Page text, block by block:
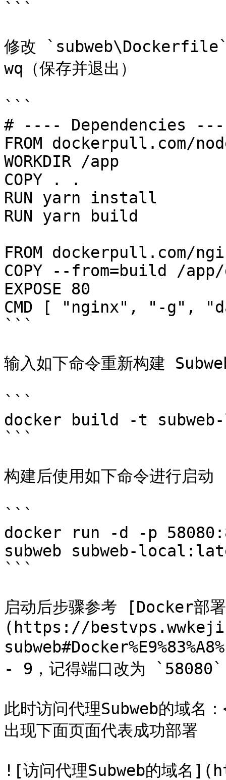
```
修改 `subweb\Dockerfile`
wq（保存并退出）
```
# ---- Dependencies
FROM dockerpull.com/
WORKDIR /app
COPY . .
RUN yarn install
RUN yarn build
FROM dockerpull.com/
COPY --from=build /
EXPOSE 80
CMD [ "nginx", "-g",
```
输入如下命令重新构建
```
docker build -t
```
构建后使用如下命令进行启动
```
docker run -d -p
subweb subweb-
```
启动后步骤参考 [Docker部
(https://
- 9，记得端口改为 `58080`
此时访问代理Subweb的
出现下面页面代表成功部署
![访问代理Subweb的域